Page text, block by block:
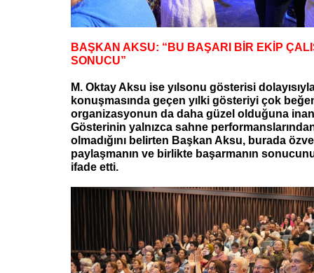
BAŞKAN AKSU: “BU BAŞARI BİR EKİP
SONUCU”
M. Oktay Aksu ise yılsonu gösterisi dolayısıyla
konuşmasında geçen yılki gösteriyi çok
organizasyonun da daha güzel olduğuna
Gösterinin yalnızca sahne
olmadığını belirten Başkan Aksu, burada
paylaşmanın ve birlikte başarmanın
ifade etti.